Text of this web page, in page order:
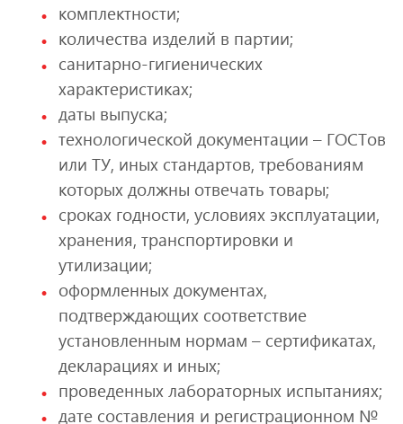
комплектности;
количества изделий в партии;
санитарно-гигиенических
характеристиках;
даты выпуска;
технологической документации – ГОСТов
или ТУ, иных стандартов, требованиям
которых должны отвечать товары;
сроках годности, условиях эксплуатации,
хранения, транспортировки и
утилизации;
оформленных документах,
подтверждающих соответствие
установленным нормам – сертификатах,
декларациях и иных;
проведенных лабораторных испытаниях;
дате составления и регистрационном №